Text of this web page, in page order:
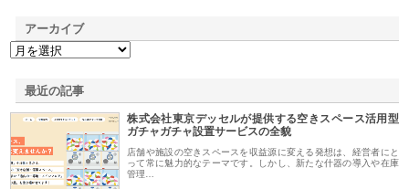
アーカイブ
最近の記事
株式会社東京デッセルが提供する空きスペース活用型
ガチャガチャ設置サービスの全貌
店舗や施設の空きスペースを収益源に変える発想は、経営者にと
って常に魅力的なテーマです。しかし、新たな什器の導入や在庫
管理…